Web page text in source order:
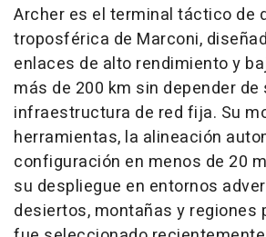
Archer es el terminal táctico de
troposférica de Marconi,
enlaces de alto rendimiento y
más de 200 km sin depender
infraestructura de red fija. Su
herramientas, la alineación
configuración en menos de 20
su despliegue en entornos
desiertos, montañas y regiones